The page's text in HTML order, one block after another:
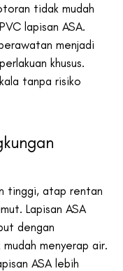
tidak mudah
lapisan ASA.
menjadi
khusus.
tanpa risiko
tinggi, atap rentan
Lapisan ASA
dengan
menyerap air.
ASA lebih